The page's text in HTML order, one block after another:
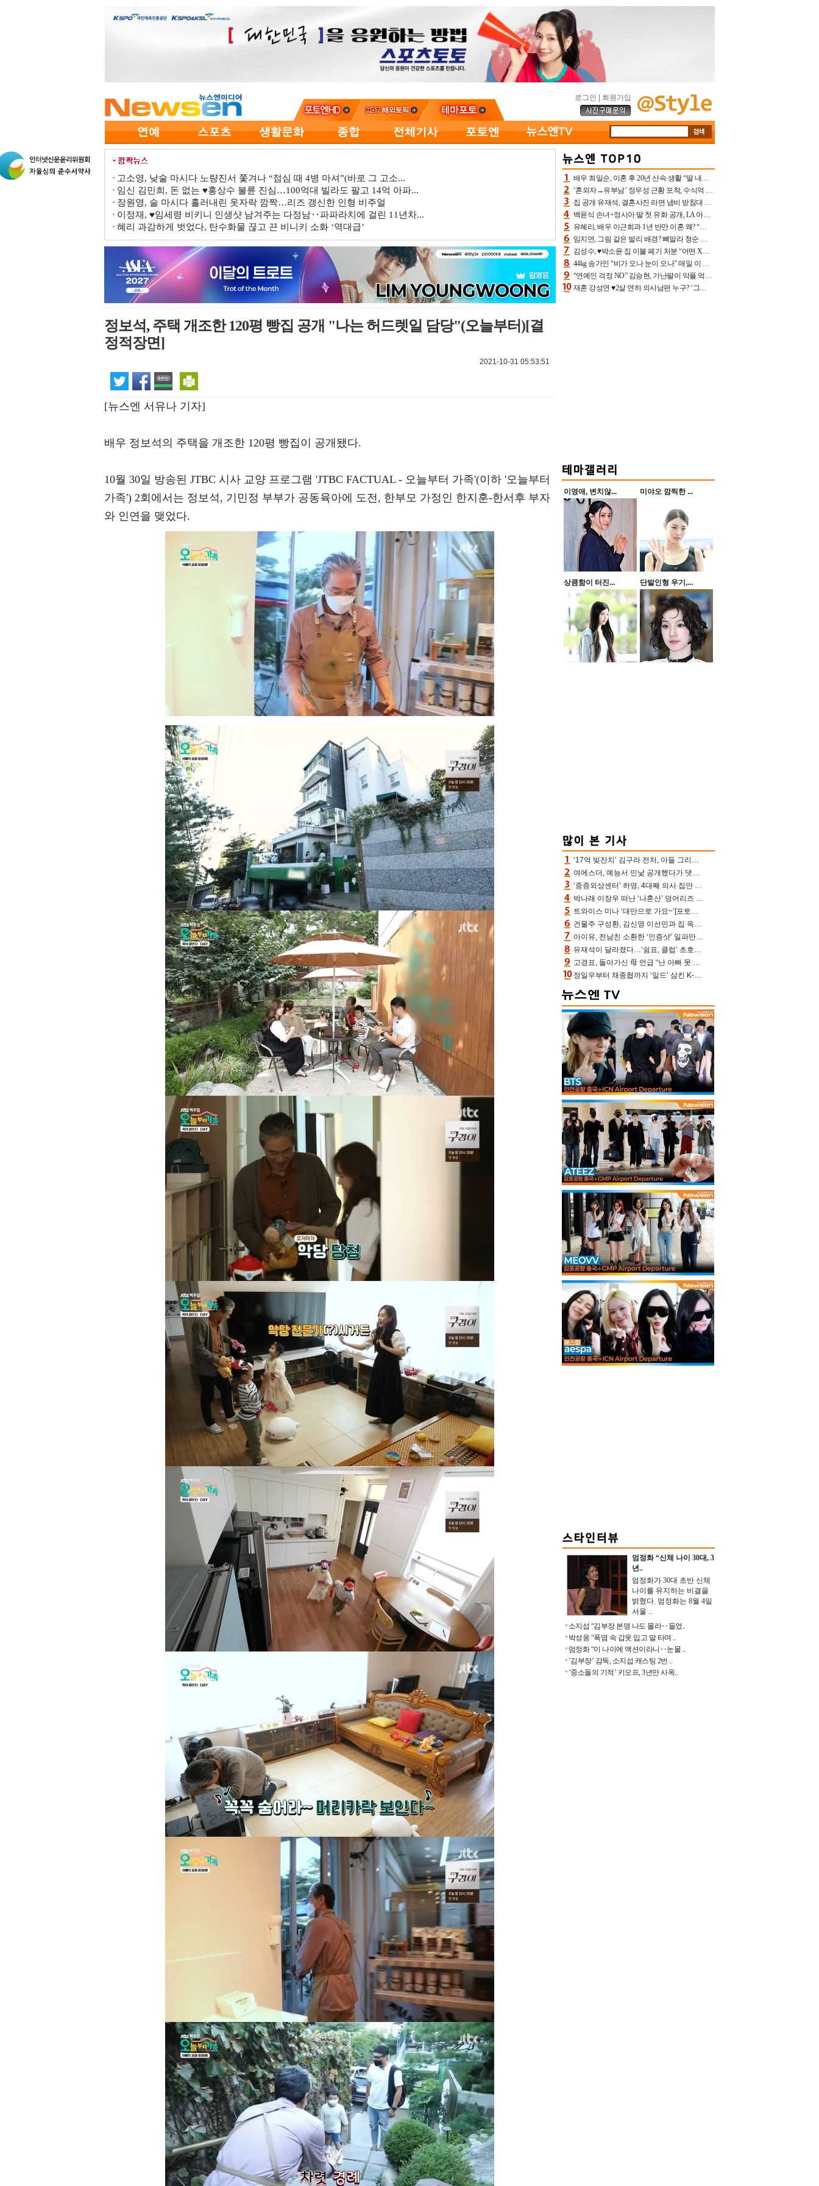
로그인 회원가입
고소영, 낮술 마시다 노량진서 쫓겨나 “점심 때 4병 마셔”(바로 그 고소...
임신 김민희, 돈 없는 ♥홍상수 불륜 진심…100억대 빌라도 팔고 14억 아파...
장원영, 술 마시다 흘러내린 옷자락 깜짝…리즈 갱신한 인형 비주얼
이정재, ♥임세령 비키니 인생샷 남겨주는 다정남‥파파라치에 걸린 11년차...
혜리 과감하게 벗었다, 탄수화물 끊고 끈 비니키 소화 ‘역대급’
정보석, 주택 개조한 120평 빵집 공개 "나는 허드렛일 담당"(오늘부터)[결
정적장면]
2021-10-31 05:53:51
[뉴스엔 서유나 기자]
배우 정보석의 주택을 개조한 120평 빵집이 공개됐다.
10월 30일 방송된 JTBC 시사 교양 프로그램 'JTBC FACTUAL - 오늘부터 가족'(이하 '오늘부터
가족') 2회에서는 정보석, 기민정 부부가 공동육아에 도전, 한부모 가정인 한지훈-한서후 부자
와 인연을 맺었다.
배우 최일순, 이혼 후 20년 산속 생활 “딸 내가 버렸다고 원망‥맘 아파”(특종)[어제TV]
‘혼외자→유부남’ 정우성 근황 포착, 수식억 해킹 피해 후배 만났다 “존경하는”
집 공개 유재석, 결혼사진 라면 냄비 받침대 되고 분노‥가족사진도 피해(놀뭐)[어제TV]
백윤식 손녀+정시아 딸 첫 유화 공개, LA 아트쇼→서울국제조각페스타 작가다운 수준급 실력
유혜리, 배우 이근희과 1년 반만 이혼 왜? “식칼 꽂고 의자 던져” 충격 폭로(특종)[어제TV]
임지연, 그림 같은 발리 배경? 뼈말라 청순 비키니 핏에 상대 안 되네
김성수, ♥박소윤 집 이불 폐기 처분 “어떤 X이랑 썼을지 몰라” 질투(신랑수업2)[어제TV]
44kg 송가인 “비가 오나 눈이 오나” 매일 이 운동, 허벅지 근육량 상승+체지방 감소
“연예인 걱정 NO” 김승현, 가난팔이 악플 억울할만‥아내+딸과 日 여행
재혼 강성연 ♥2살 연하 의사남편 누구? ‘그알’ 자문의에 훈남 비주얼 초엘리트 스펙 [종합]
이영애, 변치않... 미야오 깜찍한 ...
상큼함이 터진... 단발인형 우기,...
‘17억 빚잔치’ 김구라 전처, 아들 그리는 “나 뿐인데” 친엄마 챙기는 효심 눈길
여에스더, 예능서 민낯 공개했다가 댓글에 충격 “눈 왜 저렇게 처졌냐고”(에스더TV)
‘중증외상센터’ 하영, 4대째 의사 집안 인증 “증조부, 고종 황제 진료”(옥문아)[어제TV]
박나래 이장우 떠난 ‘나혼산’ 덩어리즈 왔다, 1인 1케이크에 팜유 전현무 충격[어제TV]
트와이스 미나 ‘대만으로 가요~’[포토엔HD]
건물주 구성환, 김신영 이선민과 집 옥상서 41만원 한우 파티 “화력이 성화봉송”(나혼산)
아이유, 전남친 소환한 ‘인증샷’ 일파만파 속…남사친 변우석 선물도 남겼나 ‘훈훈’
유재석이 달라졌다…‘쉼표, 클럽’ 초호화 코스에 주우재도 감탄 (놀면 뭐하니?)
고경표, 돌아가신 母 언급 “난 아빠 못 될 듯” 족보 태운 부친 응원 뭉클(나혼산)
정일우부터 채종협까지 ‘일드’ 삼킨 K-배우들의 매서운 돌풍
엄정화 “신체 나이 30대, 3
년..
엄정화가 30대 초반 신체
나이를 유지하는 비결을
밝혔다. 엄정화는 8월 4일
서울 ..
소지섭 “김부장 본명 나도 몰라‥들었..
박성웅 “폭염 속 갑옷 입고 말 타며 ..
엄정화 “이 나이에 액션이라니‥눈물 ..
‘김부장’ 감독, 소지섭 캐스팅 2번 ..
‘중소돌의 기적’ 키오프, 3년만 사옥..